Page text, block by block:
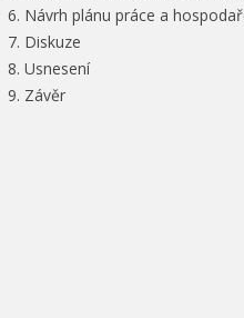
6. Návrh plánu práce a
7. Diskuze
8. Usnesení
9. Závěr